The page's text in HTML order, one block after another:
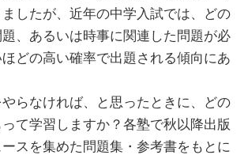
したが、近年の中学入試では、どの
、あるいは時事に関連した問題が必
どの高い確率で出題される傾向にあ
やらなければ、と思ったときに、どの
て学習しますか？各塾で秋以降出版
スを集めた問題集・参考書をもとに